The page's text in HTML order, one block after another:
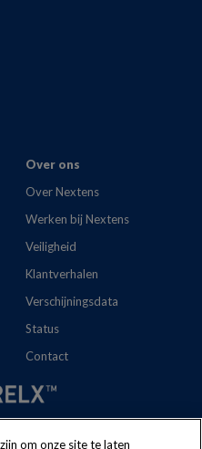
Over ons
Over Nextens
Werken bij Nextens
Veiligheid
Klantverhalen
Verschijningsdata
Status
Contact
om onze site te laten